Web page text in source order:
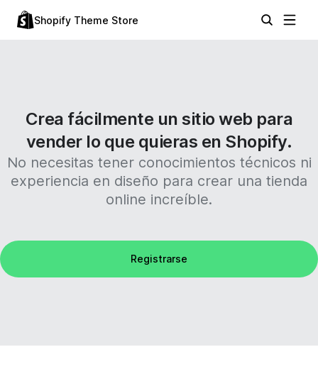
Shopify Theme Store
Crea fácilmente un sitio web para
vender lo que quieras en Shopify.
No necesitas tener conocimientos técnicos ni
experiencia en diseño para crear una tienda
online increíble.
Registrarse